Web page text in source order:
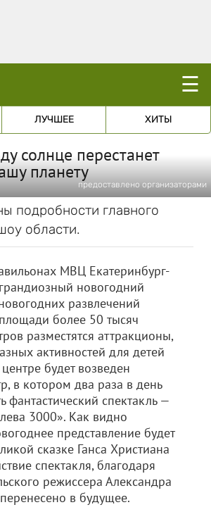
☰
ЛУЧШЕЕ ХИТЫ
солнце перестанет
планету
предоставлено организаторами
подробности главного
области.
МВЦ Екатеринбург-
новогодний
развлечений
более 50 тысяч
разместятся аттракционы,
активностей для детей
будет возведен
в котором два раза в день
фантастический спектакль —
3000». Как видно
представление будет
сказке Ганса Христиана
спектакля, благодаря
режиссера Александра
в будущее.